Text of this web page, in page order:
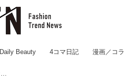
Daily Beauty 4コマ日記 漫画／コ